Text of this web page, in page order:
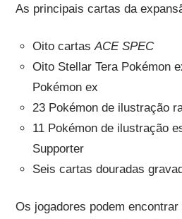
As principais cartas da
Oito cartas ACE SPEC
Oito Stellar Tera Pokémon
Pokémon ex
23 Pokémon de ilustração
11 Pokémon de ilustração
Supporter
Seis cartas douradas
Os jogadores podem encontrar